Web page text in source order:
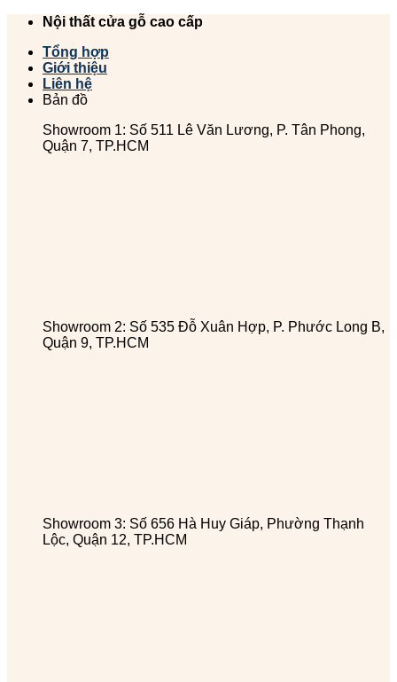
Chuyển
dung
Nội thất cửa gỗ cao cấp
Tổng hợp
Giới thiệu
Liên hệ
Bản đồ
Showroom 1: Số 511 Lê Văn Lương, P. Tân Phong,
Quận 7, TP.HCM
Showroom 2: Số 535 Đỗ Xuân Hợp, P. Phước Long B,
Quận 9, TP.HCM
Showroom 3: Số 656 Hà Huy Giáp, Phường Thạnh
Lộc, Quận 12, TP.HCM